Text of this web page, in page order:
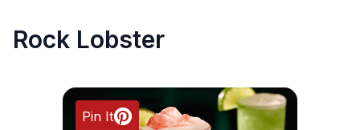
Rock Lobster
Pin It